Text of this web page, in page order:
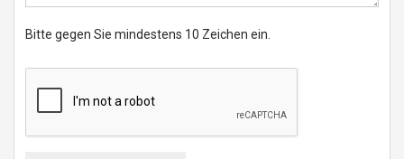
Bitte gegen Sie mindestens 10 Zeichen ein.